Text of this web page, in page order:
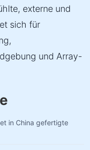
externe und
sich für
und Array-
in China gefertigte